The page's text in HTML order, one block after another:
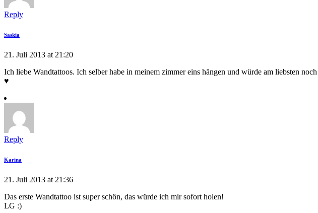
Reply
Saskia
21. Juli 2013 at 21:20
Ich liebe Wandtattoos. Ich selber habe in meinem zimmer eins hängen und würde am liebsten
♥
Reply
Karina
21. Juli 2013 at 21:36
Das erste Wandtattoo ist super schön, das würde ich mir sofort holen!
LG :)